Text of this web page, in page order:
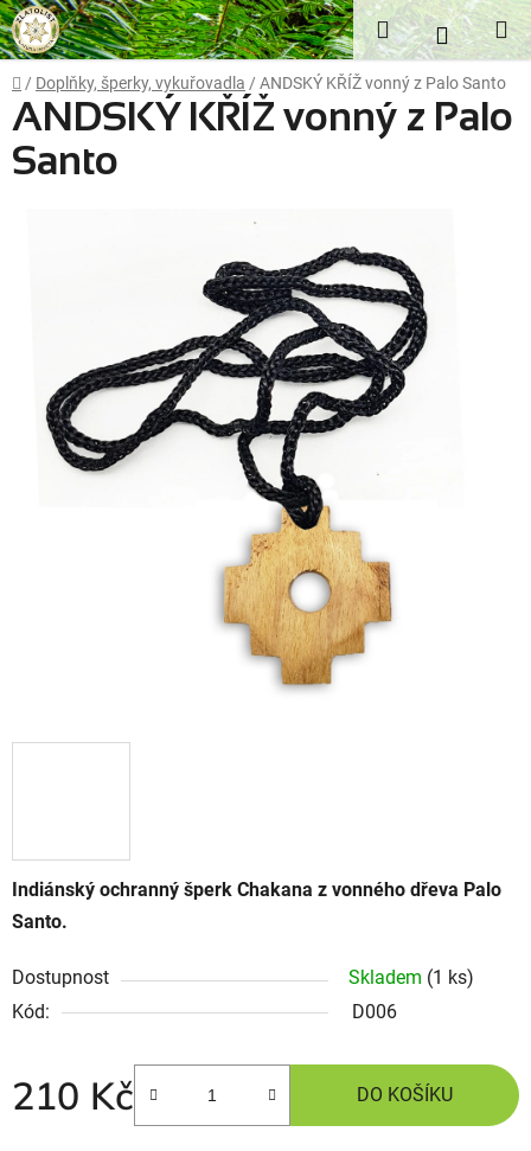
Přejít
na
obsah
Hledat
KOŠÍK
Domů
/ Doplňky, šperky, vykuřovadla / ANDSKÝ KŘÍŽ vonný z Palo Santo
Indiánský ochranný šperk Chakana z vonného dřeva Palo
Santo.
Dostupnost Skladem (1 ks)
Kód:
D006
210 Kč DO KOŠÍKU
ANDSKÝ KŘÍŽ vonný z Palo
Santo